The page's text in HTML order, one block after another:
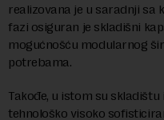
realizovana je u saradnji sa
fazi osiguran je skladišni
mogućnošću modularnog
potrebama.
Takođe, u istom su
tehnološko visoko